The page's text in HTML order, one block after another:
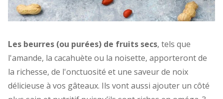
Les beurres (ou purées) de fruits secs, tels que
l'amande, la cacahuète ou la noisette, apporteront de
la richesse, de l'onctuosité et une saveur de noix
délicieuse à vos gâteaux. Ils vont aussi ajouter un côté